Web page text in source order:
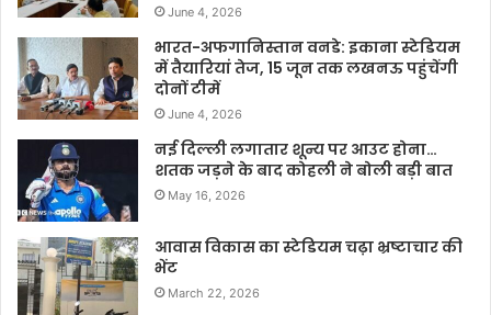
June 4, 2026
भारत-अफगानिस्तान वनडे: इकाना स्टेडियम
में तैयारियां तेज, 15 जून तक लखनऊ पहुंचेंगी
दोनों टीमें
June 4, 2026
नई दिल्ली लगातार शून्य पर आउट होना…
शतक जड़ने के बाद कोहली ने बोली बड़ी बात
May 16, 2026
आवास विकास का स्टेडियम चढ़ा भ्रष्टाचार की
भेंट
March 22, 2026